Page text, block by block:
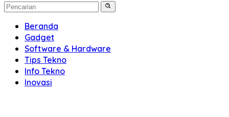
Beranda
Gadget
Software & Hardware
Tips Tekno
Info Tekno
Inovasi